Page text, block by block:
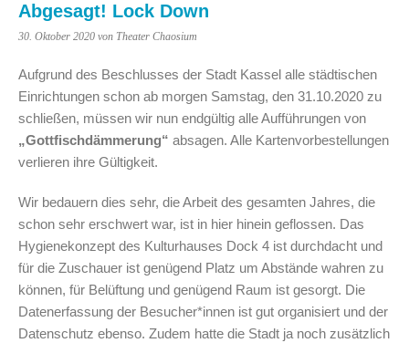
Abgesagt! Lock Down
30. Oktober 2020 von Theater Chaosium
Aufgrund des Beschlusses der Stadt Kassel alle städtischen
Einrichtungen schon ab morgen Samstag, den 31.10.2020 zu
schließen, müssen wir nun endgültig alle Aufführungen von
„Gottfischdämmerung“ absagen. Alle Kartenvorbestellungen
verlieren ihre Gültigkeit.
Wir bedauern dies sehr, die Arbeit des gesamten Jahres, die
schon sehr erschwert war, ist in hier hinein geflossen. Das
Hygienekonzept des Kulturhauses Dock 4 ist durchdacht und
für die Zuschauer ist genügend Platz um Abstände wahren zu
können, für Belüftung und genügend Raum ist gesorgt. Die
Datenerfassung der Besucher*innen ist gut organisiert und der
Datenschutz ebenso. Zudem hatte die Stadt ja noch zusätzlich